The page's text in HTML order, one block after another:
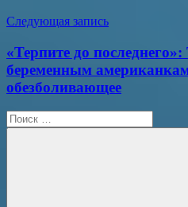
Следующая запись
«Терпите до
беременным
обезболивающее
Поиск
для: